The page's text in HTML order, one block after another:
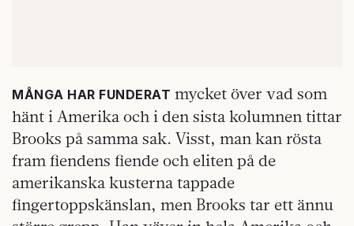
MÅNGA HAR FUNDERAT mycket över vad som
hänt i Amerika och i den sista kolumnen tittar
Brooks på samma sak. Visst, man kan rösta
fram fiendens fiende och eliten på de
amerikanska kusterna tappade
fingertoppskänslan, men Brooks tar ett ännu